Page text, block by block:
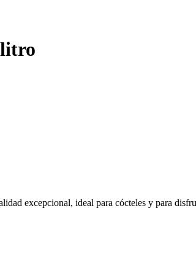
excepcional, ideal para cócteles y para